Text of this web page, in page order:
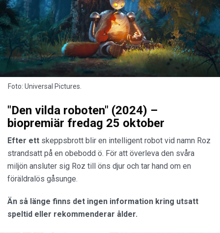
Foto: Universal Pictures.
"Den vilda roboten" (2024) –
biopremiär fredag 25 oktober
Efter ett skeppsbrott blir en intelligent robot vid namn Roz
strandsatt på en obebodd ö. För att överleva den svåra
miljön ansluter sig Roz till öns djur och tar hand om en
föräldralös gåsunge.
Än så länge finns det ingen information kring utsatt
speltid eller rekommenderar ålder.